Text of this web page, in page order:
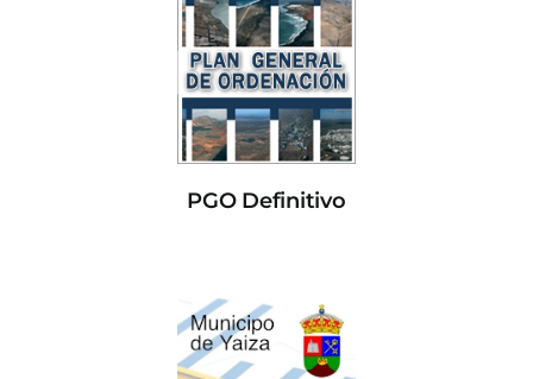
PGO Definitivo